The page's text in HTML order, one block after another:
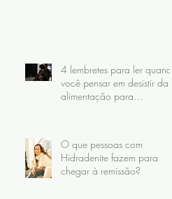
4 lembretes para ler quando
você pensar em desistir da
alimentação para
O que pessoas com
Hidradenite fazem para
chegar à remissão?